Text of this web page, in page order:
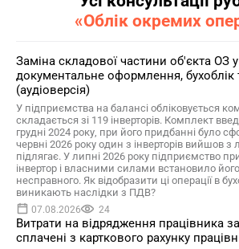
«Облік окремих
Заміна складової частини об'єкта ОЗ у
документальне оформлення,
(аудіоверсія)
У підприємства на балансі обліковується
складається зі 119 інверторів. Комплект
грудні 2024 року, при його придбанні було
червні 2026 року один з інверторів вийшов з
підлягає. У липні 2026 року підприємство
інвертор і власними силами встановило
несправного. Як відобразити ці операції в
виникають наслідки з ПДВ?
07.08.2026 24
Витрати на відрядження працівника
сплачені з карткового рахунку